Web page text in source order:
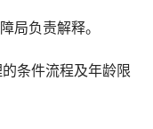
局负责解释。
的条件流程及年龄限